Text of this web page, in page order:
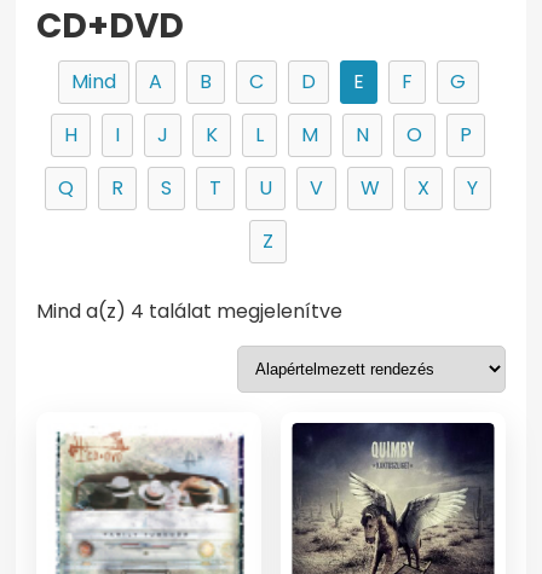
CD+DVD
Mind A B C D E F
G
H
I J K L M N O
P
Q
R S T U V W X
Y
Z
Mind a(z) 4 találat megjelenítve